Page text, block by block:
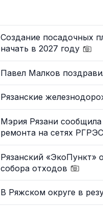
Создание посадочных
начать в 2027 году
Павел Малков
Рязанские
Мэрия Рязани
ремонта на сетях РГРЭС
Рязанский «ЭкоПункт»
собора отходов
В Ряжском округе в